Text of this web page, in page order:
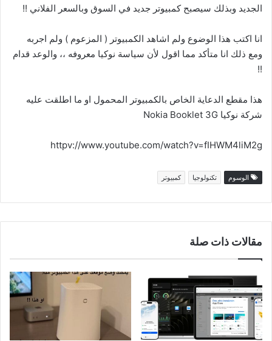
الجديد وبذلك سيصبح كمبيوتر جديد في السوق وبالسعر الفلاني !!
انا اكتب هذا الوضوع ولم اشاهد الكمبيوتر ( المزعوم ) ولم اجربه
ومع ذلك انا متأكد مما اقول لأن سياسة نوكيا معروفه ،، والوعد قدام
!!
هذا مقطع الدعاية الخاص بالكمبيوتر المحمول او ما اطلقت عليه
شركة نوكيا Nokia Booklet 3G
httpv://www.youtube.com/watch?v=fIHWM4liM2g
الوسوم تكنولوجيا كمبيوتر
مقالات ذات صلة